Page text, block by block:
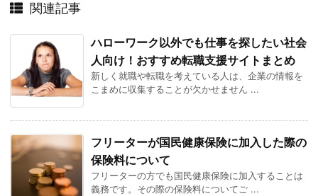
関連記事
ハローワーク以外でも仕事を探したい社会
人向け！おすすめ転職支援サイトまとめ
新しく就職や転職を考えている人は、企業の情報を
こまめに収集することが欠かせません ...
フリーターが国民健康保険に加入した際の
保険料について
フリーターの方でも国民健康保険に加入することは
義務です。その際の保険料についてご ...